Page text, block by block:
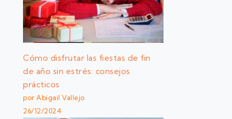
Cómo disfrutar las fiestas de fin
de año sin estrés: consejos
prácticos
por Abigail Vallejo
26/12/2024